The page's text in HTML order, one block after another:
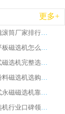
更多+
2026 矿用永磁滚筒厂家排行榜选购指南，行业口碑领域强者华体会手机网页版-华体会(中国)
2026 钛铁矿平板磁选机怎么选 靠谱生产企业实力排行榜选购参考攻略
2026CTG 干式磁选机完整选购指南 行业口碑顶尖靠谱生产龙头厂家实力推荐
2026 高精度粉料磁选机选购全攻略 行业优质品牌华体会手机网页版-华体会(中国) 实力深度解析
2026CTB 湿式永磁磁选机靠谱厂家实力排行榜 铁矿选矿设备采购全流程选购指南
2026 尾矿磁选机行业口碑领域强者，源头直供国内主流厂家华体会手机网页版-华体会(中国) 一站式服务